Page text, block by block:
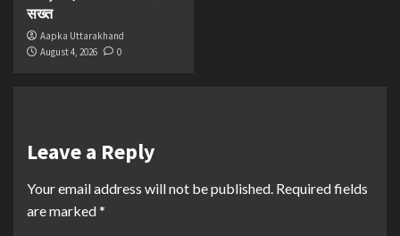
सख्त
Aapka Uttarakhand
August 4, 2026
0
Leave a Reply
Your email address will not be published. Required fields
are marked*